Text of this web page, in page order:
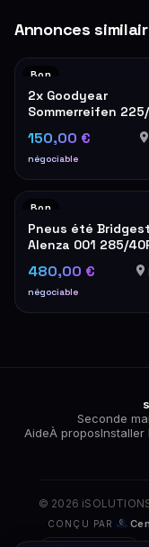
Annonces
Bon
2x Goodyear
Sommerreifen
150,00 €
négociable
Bon
Pneus été
Alenza 001 285/
480,00 €
négociable
Seconde
AideÀ proposInstaller
© 2026
CONÇU PAR